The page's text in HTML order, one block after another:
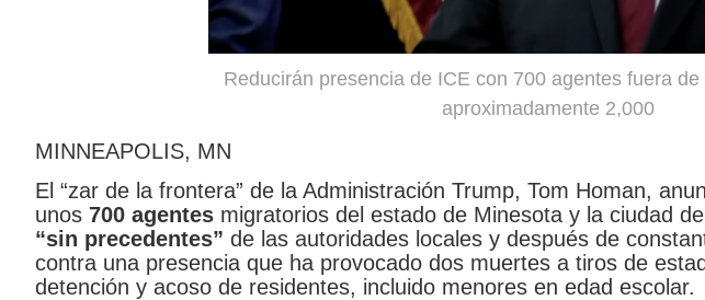
Reducirán presencia de ICE con 700 agentes fuera
aproximadamente 2,000
MINNEAPOLIS, MN
El “zar de la frontera” de la Administración Trump, Tom Homan,
unos 700 agentes migratorios del estado de Minesota y la ciudad
“sin precedentes” de las autoridades locales y después de
contra una presencia que ha provocado dos muertes a tiros de
detención y acoso de residentes, incluido menores en edad escolar.